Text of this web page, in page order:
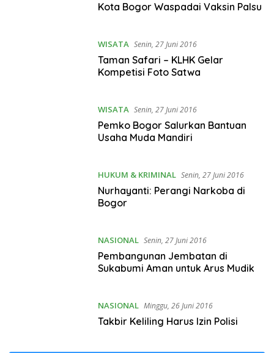
Kota Bogor Waspadai Vaksin Palsu
WISATA Senin, 27 Juni 2016
Taman Safari – KLHK Gelar
Kompetisi Foto Satwa
WISATA Senin, 27 Juni 2016
Pemko Bogor Salurkan Bantuan
Usaha Muda Mandiri
HUKUM & KRIMINAL Senin, 27 Juni 2016
Nurhayanti: Perangi Narkoba di
Bogor
NASIONAL Senin, 27 Juni 2016
Pembangunan Jembatan di
Sukabumi Aman untuk Arus Mudik
NASIONAL Minggu, 26 Juni 2016
Takbir Keliling Harus Izin Polisi